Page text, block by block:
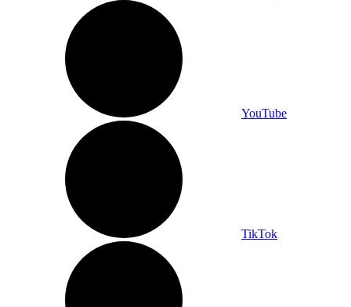
YouTube
TikTok